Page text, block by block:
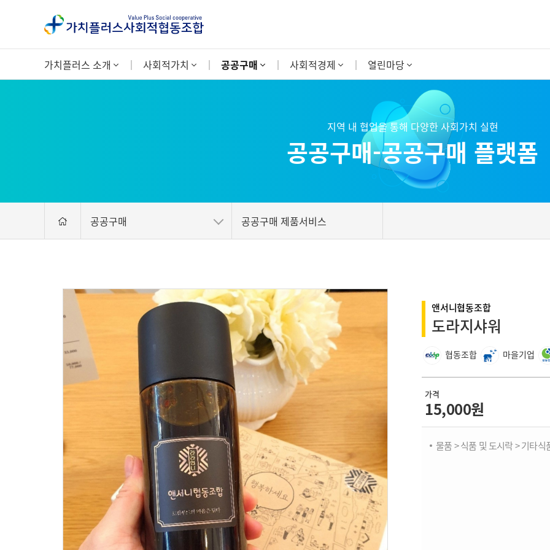
가치플러스 소개 사회적가치 공공구매 사회적경제 열린마당
지역 내 협업을 통해 다양한 사회가치 실현
공공구매-공공구매 플랫폼
공공구매 공공구매 제품서비스
앤서니협동조합
도라지샤워
협동조합 마을기업
가격
15,000원